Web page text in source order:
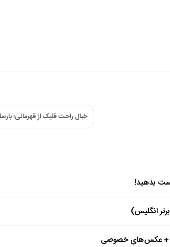
خبال راحت فلیک از قهرمانی؛ بارسلونا ۲ –
+ عکس‌های خصوصی